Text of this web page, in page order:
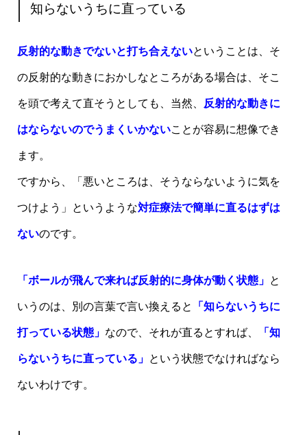
知らないうちに直っている
反射的な動きでないと打ち合えないということは、そ
の反射的な動きにおかしなところがある場合は、そこ
を頭で考えて直そうとしても、当然、 反射的な動きに
はならないのでうまくいかないことが容易に想像でき
ます。
ですから、「悪いところは、そうならないように気を
つけよう」というような対症療法で簡単に直るはずは
ないのです。
「ボールが飛んで来れば反射的に身体が動く状態」 と
いうのは、別の言葉で言い換えると 「知らないうちに
打っている状態」 なので、それが直るとすれば、 「知
らないうちに直っている」 という状態でなければなら
ないわけです。